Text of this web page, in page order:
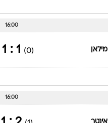
16:00
מילאן (0)
1 : 1
16:00